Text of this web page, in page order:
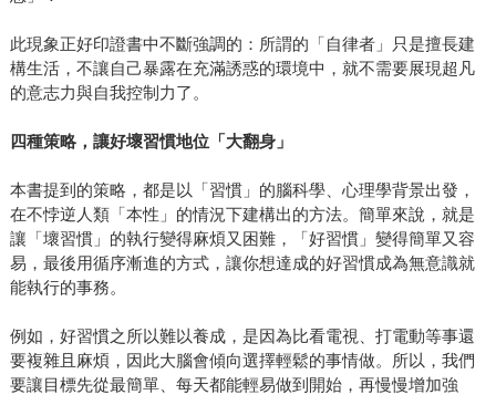
此現象正好印證書中不斷強調的：所謂的「自律者」只是擅長建
構生活，不讓自己暴露在充滿誘惑的環境中，就不需要展現超凡
的意志力與自我控制力了。
四種策略，讓好壞習慣地位「大翻身」
本書提到的策略，都是以「習慣」的腦科學、心理學背景出發，
在不悖逆人類「本性」的情況下建構出的方法。簡單來說，就是
讓「壞習慣」的執行變得麻煩又困難，「好習慣」變得簡單又容
易，最後用循序漸進的方式，讓你想達成的好習慣成為無意識就
能執行的事務。
例如，好習慣之所以難以養成，是因為比看電視、打電動等事還
要複雜且麻煩，因此大腦會傾向選擇輕鬆的事情做。所以，我們
要讓目標先從最簡單、每天都能輕易做到開始，再慢慢增加強